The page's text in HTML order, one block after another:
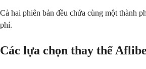
Cả hai phiên bản đều chứa cùng một thành
phí.
Các lựa chọn thay thế